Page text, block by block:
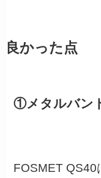
良かった点
①メタルバン
FOSMET QS40